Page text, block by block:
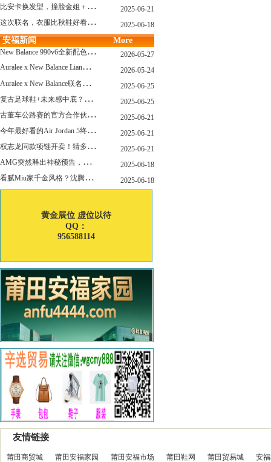
比
安卡换发型，撞脸金姐＋朱莉？ 2025-06-21
这
次联名，衣服比秋鞋好看？Nike x Patta 最新系列登场 2025-06-18
安福新闻 More
N
ew Balance 990v6全新配色发布！总统慢跑鞋再续传奇！ 2026-05-27
A
uralee x New Balance LianMing Kuang Re Bu Jian 2026-05-24
A
uralee x New Balance联名新作公布！主角是这双“小Miu Miu”？ 2025-06-25
复
古足球鞋+未来感中底？Mizuno这次有点东西！ 2025-06-25
古
董车公路赛的官方合作伙伴暨官方计时 非凡新作致敬竞速辉煌 2025-06-21
今
年最好看的Air Jordan 5终于公布发售日了！ 2025-06-21
权
志龙同款项链开卖！猜多少钱？ 2025-06-21
A
MG突然释出神秘预告，新电动超跑要来了？ 2025-06-18
看
腻Miu家千金风格？沈腾的Miu系老干部更适合男生朋友！ 2025-06-18
黄金展位 虚位以待
QQ：
956588114
友情链接
莆田商贸城 莆田安福家园 莆田安福市场 莆田鞋网 莆田贸易城 安